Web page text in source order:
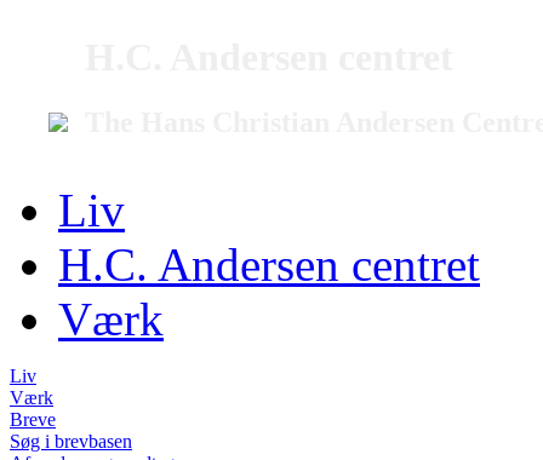
Liv
H.C. Andersen centret
Værk
Liv
Værk
Breve
Søg i brevbasen